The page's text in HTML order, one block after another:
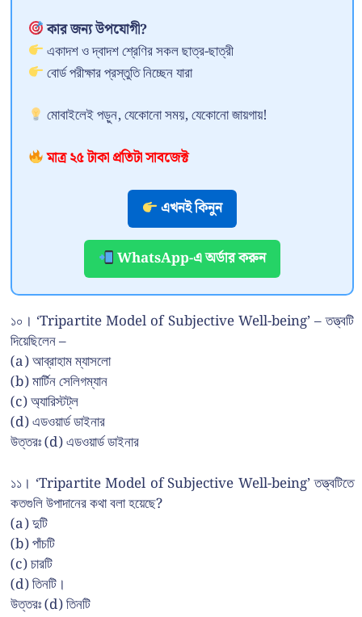
কার জন্য উপযোগী?
একাদশ ও দ্বাদশ শ্রেণির সকল ছাত্র-ছাত্রী
বোর্ড পরীক্ষার প্রস্তুতি নিচ্ছেন যারা
মোবাইলেই পড়ুন, যেকোনো সময়, যেকোনো জায়গায়!
মাত্র ২৫ টাকা প্রতিটা সাবজেক্ট
এখনই কিনুন
WhatsApp-এ অর্ডার করুন
১০। ‘Tripartite Model of Subjective Well-being’ – তত্ত্বটি
দিয়েছিলেন –
(a) আব্রাহাম ম্যাসলো
(b) মার্টিন সেলিগম্যান
(c) অ্যারিস্টট্ল
(d) এডওয়ার্ড ডাইনার
উত্তরঃ (d) এডওয়ার্ড ডাইনার
১১। ‘Tripartite Model of Subjective Well-being’ তত্ত্বটিতে
কতগুলি উপাদানের কথা বলা হয়েছে?
(a) দুটি
(b) পাঁচটি
(c) চারটি
(d) তিনটি।
উত্তরঃ (d) তিনটি